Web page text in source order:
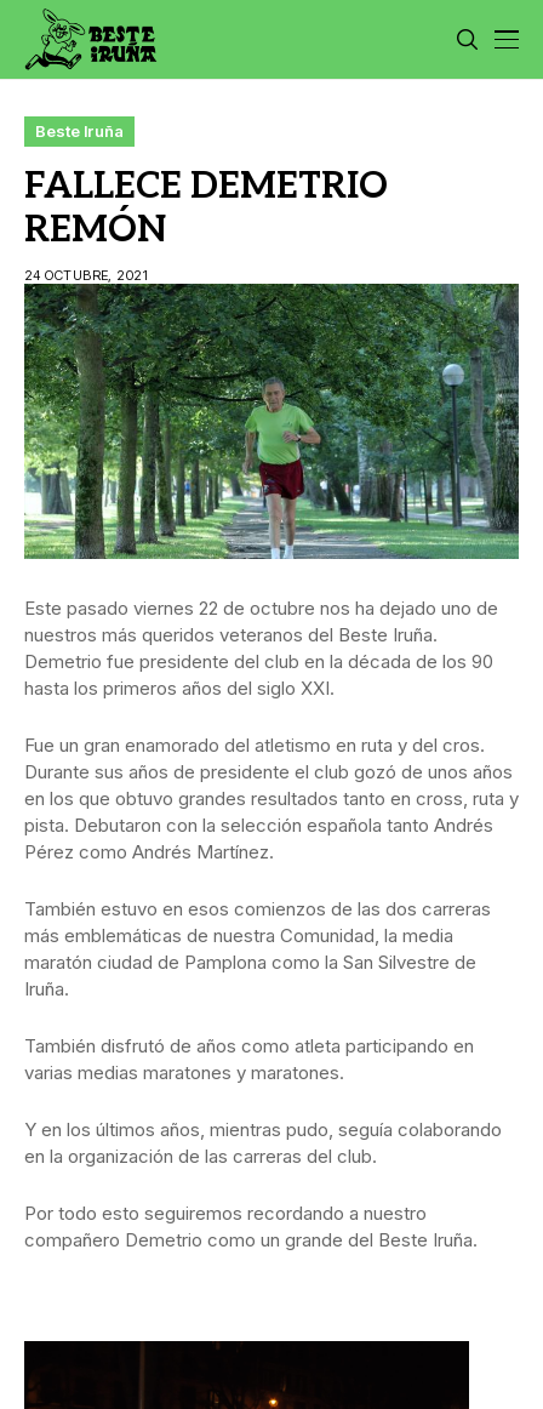
Beste Iruña
FALLECE DEMETRIO
REMÓN
24 OCTUBRE, 2021
Este pasado viernes 22 de octubre nos ha dejado uno de
nuestros más queridos veteranos del Beste Iruña.
Demetrio fue presidente del club en la década de los 90
hasta los primeros años del siglo XXI.
Fue un gran enamorado del atletismo en ruta y del cros.
Durante sus años de presidente el club gozó de unos años
en los que obtuvo grandes resultados tanto en cross, ruta y
pista. Debutaron con la selección española tanto Andrés
Pérez como Andrés Martínez.
También estuvo en esos comienzos de las dos carreras
más emblemáticas de nuestra Comunidad, la media
maratón ciudad de Pamplona como la San Silvestre de
Iruña.
También disfrutó de años como atleta participando en
varias medias maratones y maratones.
Y en los últimos años, mientras pudo, seguía colaborando
en la organización de las carreras del club.
Por todo esto seguiremos recordando a nuestro
compañero Demetrio como un grande del Beste Iruña.